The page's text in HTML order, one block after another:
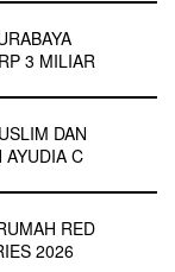
3 MILIAR
DAN
AYUDIA C
RED
2026